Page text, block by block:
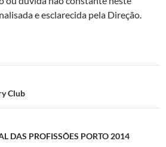
e esclarecida pela Direção.
Club
DAS PROFISSÕES PORTO 2014